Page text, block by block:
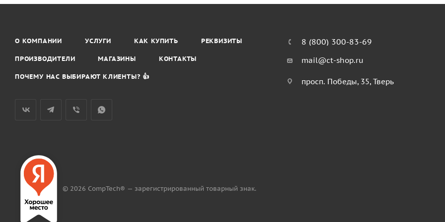
О КОМПАНИИ УСЛУГИ КАК КУПИТЬ РЕКВИЗИТЫ
ПРОИЗВОДИТЕЛИ МАГАЗИНЫ КОНТАКТЫ
ПОЧЕМУ НАС ВЫБИРАЮТ КЛИЕНТЫ? 👍
8 (800) 300-83-69
mail@ct-shop.ru
просп. Победы, 35, Тверь
© 2026 CompTech® — зарегистрированный товарный знак.